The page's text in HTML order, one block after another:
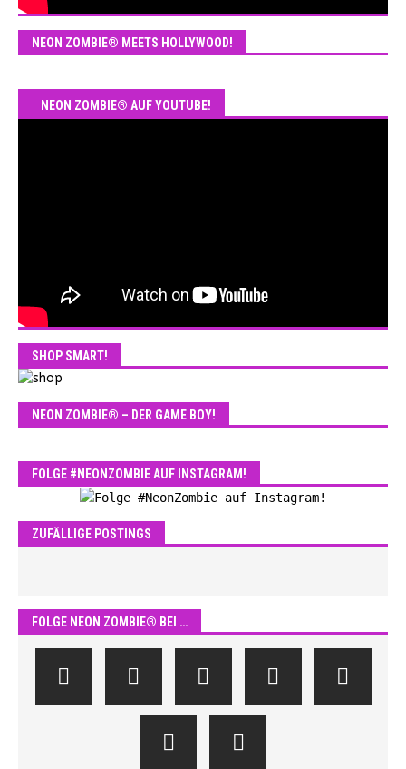
NEON ZOMBIE® MEETS HOLLYWOOD!
NEON ZOMBIE® AUF YOUTUBE!
SHOP SMART!
NEON ZOMBIE® – DER GAME BOY!
FOLGE #NEONZOMBIE AUF INSTAGRAM!
ZUFÄLLIGE POSTINGS
FOLGE NEON ZOMBIE® BEI …